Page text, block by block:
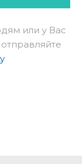
или у Вас